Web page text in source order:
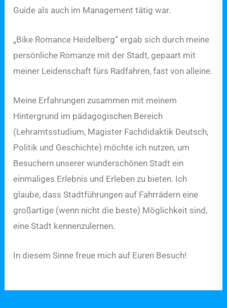
Guide als auch im Management tätig war.
„Bike Romance Heidelberg“ ergab sich durch meine
persönliche Romanze mit der Stadt, gepaart mit
meiner Leidenschaft fürs Radfahren, fast von alleine.
Meine Erfahrungen zusammen mit meinem
Hintergrund im pädagogischen Bereich
(Lehramtsstudium, Magister Fachdidaktik Deutsch,
Politik und Geschichte) möchte ich nutzen, um
Besuchern unserer wunderschönen Stadt ein
einmaliges Erlebnis und Erleben zu bieten. Ich
glaube, dass Stadtführungen auf Fahrrädern eine
großartige (wenn nicht die beste) Möglichkeit sind,
eine Stadt kennenzulernen.
In diesem Sinne freue mich auf Euren Besuch!